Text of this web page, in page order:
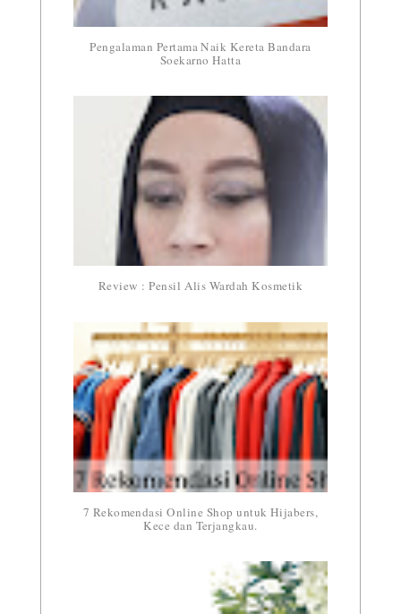
Pengalaman Pertama Naik Kereta Bandara
Soekarno Hatta
Review : Pensil Alis Wardah Kosmetik
7 Rekomendasi Online Shop untuk Hijabers,
Kece dan Terjangkau.